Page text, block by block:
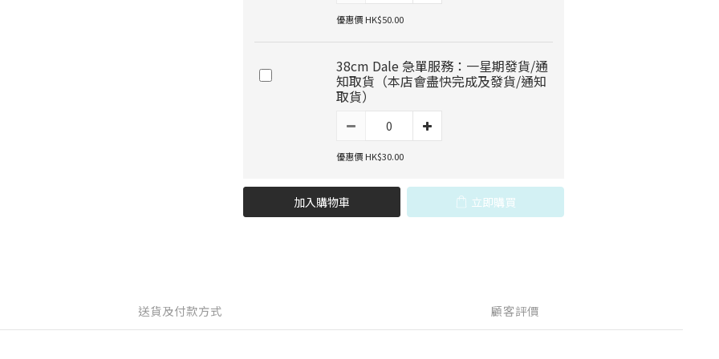
優惠價 HK$50.00
38cm Dale 急單服務：一星期發貨/通
知取貨（本店會盡快完成及發貨/通知
取貨）
優惠價 HK$30.00
加入購物車 立即購買
送貨及付款方式 顧客評價